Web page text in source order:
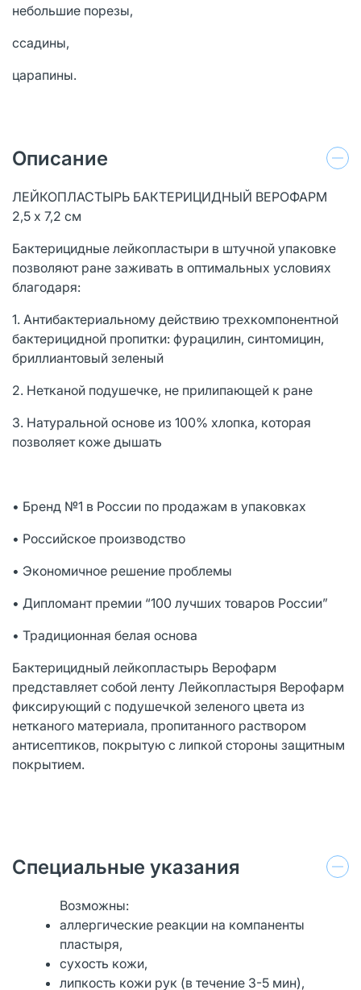
небольшие порезы,
ссадины,
царапины.
Описание
ЛЕЙКОПЛАСТЫРЬ БАКТЕРИЦИДНЫЙ ВЕРОФАРМ
2,5 х 7,2 см
Бактерицидные лейкопластыри в штучной упаковке
позволяют ране заживать в оптимальных условиях
благодаря:
1. Антибактериальному действию трехкомпонентной
бактерицидной пропитки: фурацилин, синтомицин,
бриллиантовый зеленый
2. Нетканой подушечке, не прилипающей к ране
3. Натуральной основе из 100% хлопка, которая
позволяет коже дышать
• Бренд №1 в России по продажам в упаковках
• Российское производство
• Экономичное решение проблемы
• Дипломант премии “100 лучших товаров России”
• Традиционная белая основа
Бактерицидный лейкопластырь Верофарм
представляет собой ленту Лейкопластыря Верофарм
фиксирующий с подушечкой зеленого цвета из
нетканого материала, пропитанного раствором
антисептиков, покрытую с липкой стороны защитным
покрытием.
Специальные указания
Возможны:
аллергические реакции на компаненты
пластыря,
сухость кожи,
липкость кожи рук (в течение 3-5 мин),